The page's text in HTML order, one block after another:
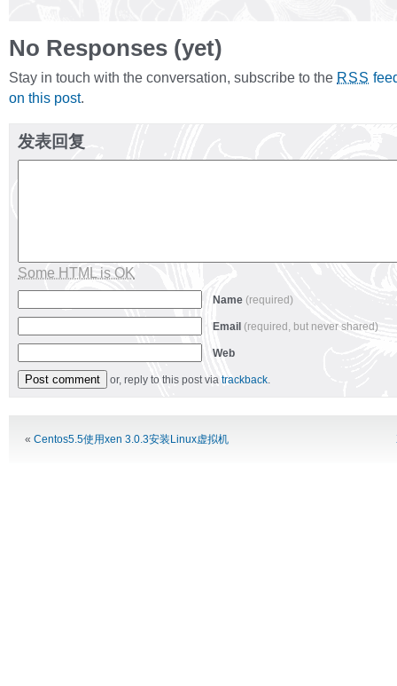
No Responses (yet)
Stay in touch with the conversation, subscribe to the RSS
on this post.
发表回复
Some HTML is OK
Name (required)
Email (required, but never shared)
Web
or, reply to this post via trackback.
« Centos5.5使用xen 3.0.3安装Linux虚拟机